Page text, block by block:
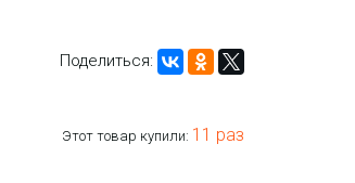
Поделиться:
Этот товар купили: 11 раз